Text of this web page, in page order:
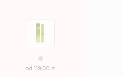
od 119,00 zł